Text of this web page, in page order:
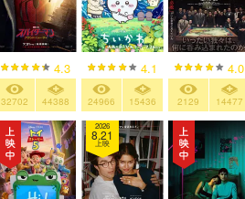
4.3
32702 44388
4.1
24966 15436
4.0
2129 14477
2026
8.21
上映